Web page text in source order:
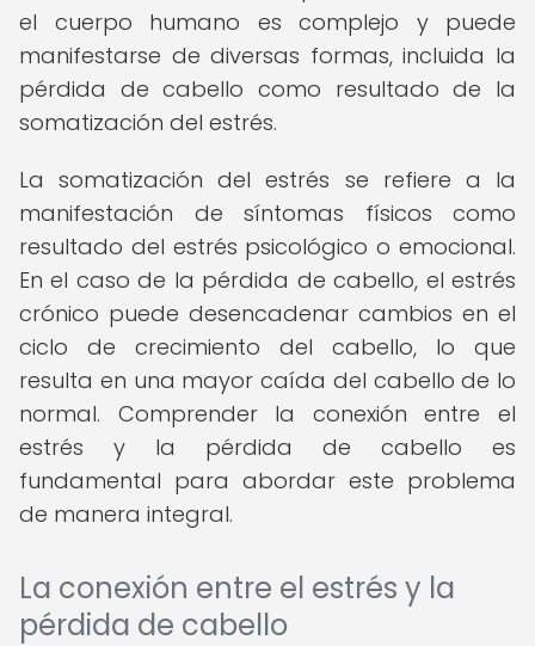
el cuerpo humano es complejo y puede
manifestarse de diversas formas, incluida la
pérdida de cabello como resultado de la
somatización del estrés.
La somatización del estrés se refiere a la
manifestación de síntomas físicos como
resultado del estrés psicológico o emocional.
En el caso de la pérdida de cabello, el estrés
crónico puede desencadenar cambios en el
ciclo de crecimiento del cabello, lo que
resulta en una mayor caída del cabello de lo
normal. Comprender la conexión entre el
estrés y la pérdida de cabello es
fundamental para abordar este problema
de manera integral.
La conexión entre el estrés y la
pérdida de cabello